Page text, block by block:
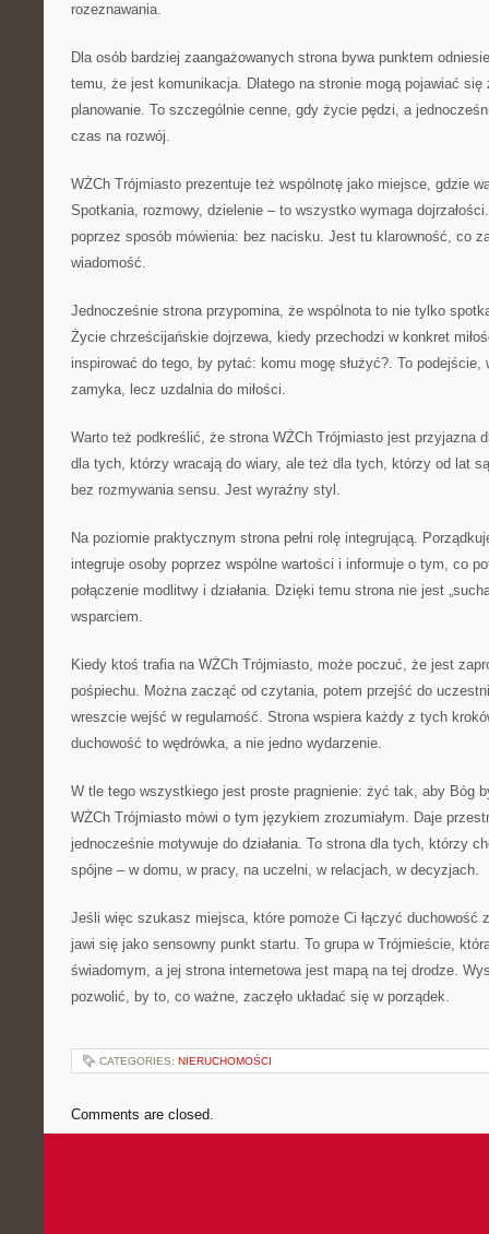
rozeznawania.
Dla osób bardziej zaangażowanych strona bywa punktem
temu, że jest komunikacja. Dlatego na stronie mogą pojawiać się
planowanie. To szczególnie cenne, gdy życie pędzi, a
czas na rozwój.
WŻCh Trójmiasto prezentuje też wspólnotę jako miejsce, gdzie
Spotkania, rozmowy, dzielenie – to wszystko wymaga
poprzez sposób mówienia: bez nacisku. Jest tu klarowność, co
wiadomość.
Jednocześnie strona przypomina, że wspólnota to nie tylko
Życie chrześcijańskie dojrzewa, kiedy przechodzi w konkret
inspirować do tego, by pytać: komu mogę służyć?. To podejście,
zamyka, lecz uzdalnia do miłości.
Warto też podkreślić, że strona WŻCh Trójmiasto jest przyjazna
dla tych, którzy wracają do wiary, ale też dla tych, którzy od lat
bez rozmywania sensu. Jest wyraźny styl.
Na poziomie praktycznym strona pełni rolę integrującą.
integruje osoby poprzez wspólne wartości i informuje o tym, co
połączenie modlitwy i działania. Dzięki temu strona nie jest
wsparciem.
Kiedy ktoś trafia na WŻCh Trójmiasto, może poczuć, że jest
pośpiechu. Można zacząć od czytania, potem przejść do
wreszcie wejść w regularność. Strona wspiera każdy z tych
duchowość to wędrówka, a nie jedno wydarzenie.
W tle tego wszystkiego jest proste pragnienie: żyć tak, aby Bóg
WŻCh Trójmiasto mówi o tym językiem zrozumiałym. Daje
jednocześnie motywuje do działania. To strona dla tych, którzy
spójne – w domu, w pracy, na uczelni, w relacjach, w decyzjach.
Jeśli więc szukasz miejsca, które pomoże Ci łączyć duchowość
jawi się jako sensowny punkt startu. To grupa w Trójmieście,
świadomym, a jej strona internetowa jest mapą na tej drodze.
pozwolić, by to, co ważne, zaczęło układać się w porządek.
CATEGORIES: NIERUCHOMOŚCI
Comments are closed.